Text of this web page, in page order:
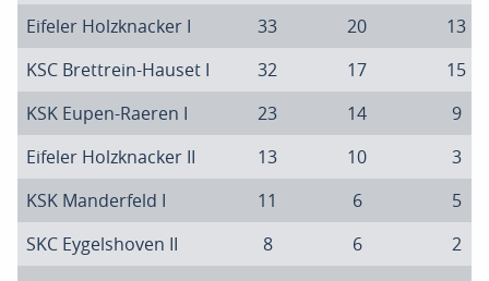
Eifeler Holzknacker I
33 20
13
KSC Brettrein-Hauset I
32 17
15
KSK Eupen-Raeren I
23 14
9
Eifeler Holzknacker II
13 10
3
KSK Manderfeld I
11 6
5
SKC Eygelshoven II
8 6
2